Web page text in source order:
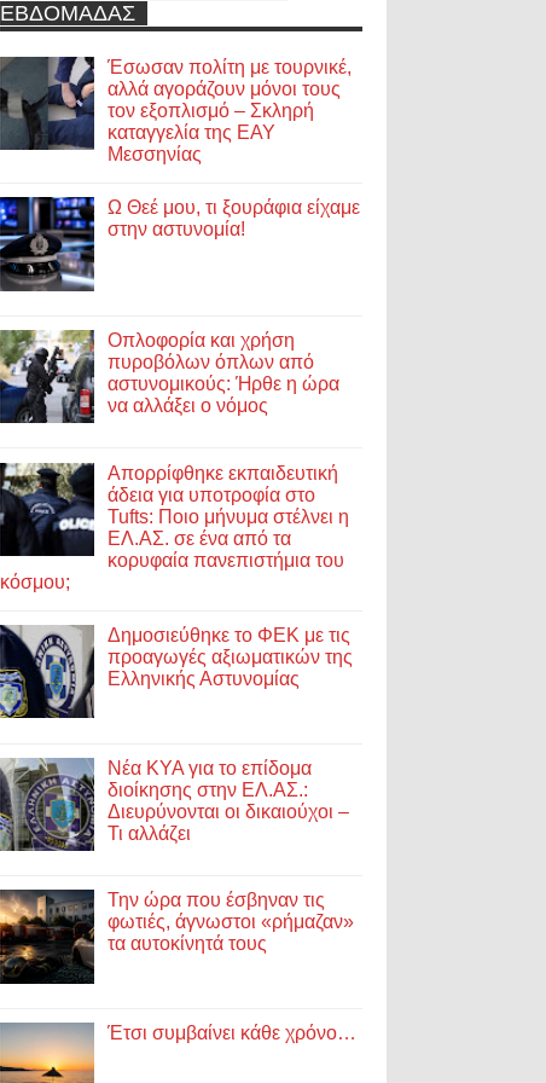
ΕΒΔΟΜΑΔΑΣ
Έσωσαν πολίτη με τουρνικέ,
αλλά αγοράζουν μόνοι τους
τον εξοπλισμό – Σκληρή
καταγγελία της ΕΑΥ
Μεσσηνίας
Ω Θεέ μου, τι ξουράφια είχαμε
στην αστυνομία!
Οπλοφορία και χρήση
πυροβόλων όπλων από
αστυνομικούς: Ήρθε η ώρα
να αλλάξει ο νόμος
Απορρίφθηκε εκπαιδευτική
άδεια για υποτροφία στο
Tufts: Ποιο μήνυμα στέλνει η
ΕΛ.ΑΣ. σε ένα από τα
κορυφαία πανεπιστήμια του
κόσμου;
Δημοσιεύθηκε το ΦΕΚ με τις
προαγωγές αξιωματικών της
Ελληνικής Αστυνομίας
Νέα ΚΥΑ για το επίδομα
διοίκησης στην ΕΛ.ΑΣ.:
Διευρύνονται οι δικαιούχοι –
Τι αλλάζει
Την ώρα που έσβηναν τις
φωτιές, άγνωστοι «ρήμαζαν»
τα αυτοκίνητά τους
Έτσι συμβαίνει κάθε χρόνο…